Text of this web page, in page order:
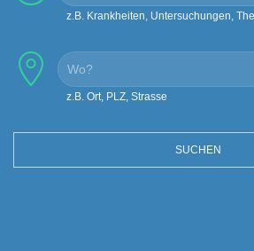
z.B. Krankheiten, Untersuchungen,
z.B. Ort, PLZ, Strasse
SUCHEN